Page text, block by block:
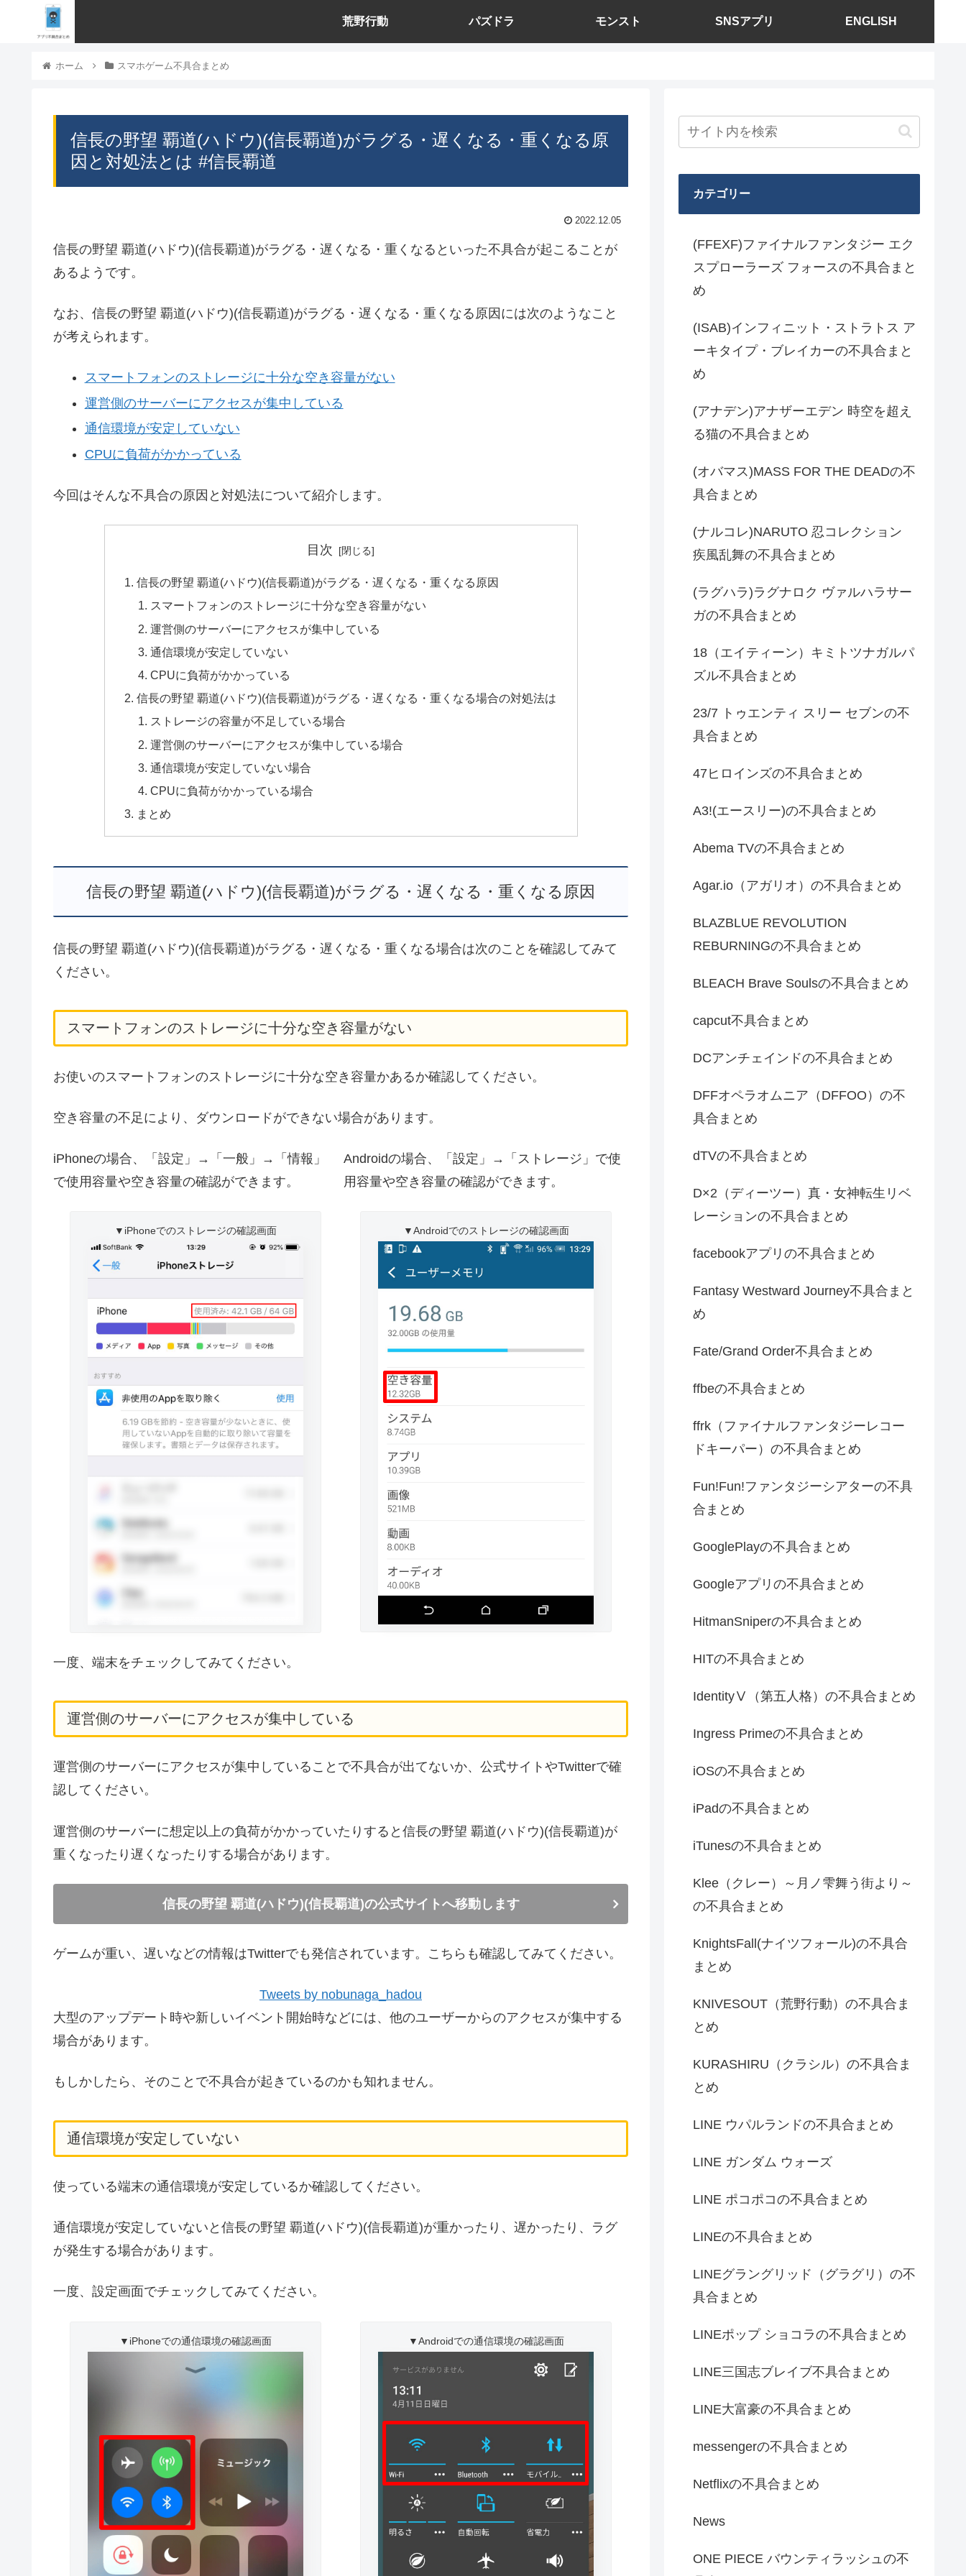
荒野行動 パズドラ モンスト SNSアプリ ENGLISH
ホーム スマホゲーム不具合まとめ
信長の野望 覇道(ハドウ)(信長覇道)がラグる・遅くなる・重くなる原
因と対処法とは #信長覇道
2022.12.05
信長の野望 覇道(ハドウ)(信長覇道)がラグる・遅くなる・重くなるといった不具合が起こることが
あるようです。
なお、信長の野望 覇道(ハドウ)(信長覇道)がラグる・遅くなる・重くなる原因には次のようなこと
が考えられます。
スマートフォンのストレージに十分な空き容量がない
運営側のサーバーにアクセスが集中している
通信環境が安定していない
CPUに負荷がかかっている
今回はそんな不具合の原因と対処法について紹介します。
目次
信長の野望 覇道(ハドウ)(信長覇道)がラグる・遅くなる・重くなる原因
スマートフォンのストレージに十分な空き容量がない
運営側のサーバーにアクセスが集中している
通信環境が安定していない
CPUに負荷がかかっている
信長の野望 覇道(ハドウ)(信長覇道)がラグる・遅くなる・重くなる場合の対処法は
ストレージの容量が不足している場合
運営側のサーバーにアクセスが集中している場合
通信環境が安定していない場合
CPUに負荷がかかっている場合
まとめ
信長の野望 覇道(ハドウ)(信長覇道)がラグる・遅くなる・重くなる原因
信長の野望 覇道(ハドウ)(信長覇道)がラグる・遅くなる・重くなる場合は次のことを確認してみて
ください。
スマートフォンのストレージに十分な空き容量がない
お使いのスマートフォンのストレージに十分な空き容量かあるか確認してください。
空き容量の不足により、ダウンロードができない場合があります。
iPhoneの場合、「設定」→「一般」→「情報」
で使用容量や空き容量の確認ができます。
▼iPhoneでのストレージの確認画面
Androidの場合、「設定」→「ストレージ」で使
用容量や空き容量の確認ができます。
▼Androidでのストレージの確認画面
一度、端末をチェックしてみてください。
運営側のサーバーにアクセスが集中している
運営側のサーバーにアクセスが集中していることで不具合が出てないか、公式サイトやTwitterで確
認してください。
運営側のサーバーに想定以上の負荷がかかっていたりすると信長の野望 覇道(ハドウ)(信長覇道)が
重くなったり遅くなったりする場合があります。
信長の野望 覇道(ハドウ)(信長覇道)の公式サイトへ移動します
ゲームが重い、遅いなどの情報はTwitterでも発信されています。こちらも確認してみてください。
Tweets by nobunaga_hadou
大型のアップデート時や新しいイベント開始時などには、他のユーザーからのアクセスが集中する
場合があります。
もしかしたら、そのことで不具合が起きているのかも知れません。
通信環境が安定していない
使っている端末の通信環境が安定しているか確認してください。
通信環境が安定していないと信長の野望 覇道(ハドウ)(信長覇道)が重かったり、遅かったり、ラグ
が発生する場合があります。
一度、設定画面でチェックしてみてください。
▼iPhoneでの通信環境の確認画面 ▼Androidでの通信環境の確認画面
カテゴリー
(FFEXF)ファイナルファンタジー エク
スプローラーズ フォースの不具合まと
め
(ISAB)インフィニット・ストラトス ア
ーキタイプ・ブレイカーの不具合まと
め
(アナデン)アナザーエデン 時空を超え
る猫の不具合まとめ
(オバマス)MASS FOR THE DEADの不
具合まとめ
(ナルコレ)NARUTO 忍コレクション
疾風乱舞の不具合まとめ
(ラグハラ)ラグナロク ヴァルハラサー
ガの不具合まとめ
18（エイティーン）キミトツナガルパ
ズル不具合まとめ
23/7 トゥエンティ スリー セブンの不
具合まとめ
47ヒロインズの不具合まとめ
A3!(エースリー)の不具合まとめ
Abema TVの不具合まとめ
Agar.io（アガリオ）の不具合まとめ
BLAZBLUE REVOLUTION
REBURNINGの不具合まとめ
BLEACH Brave Soulsの不具合まとめ
capcut不具合まとめ
DCアンチェインドの不具合まとめ
DFFオペラオムニア（DFFOO）の不
具合まとめ
dTVの不具合まとめ
D×2（ディーツー）真・女神転生リベ
レーションの不具合まとめ
facebookアプリの不具合まとめ
Fantasy Westward Journey不具合まと
め
Fate/Grand Order不具合まとめ
ffbeの不具合まとめ
ffrk（ファイナルファンタジーレコー
ドキーパー）の不具合まとめ
Fun!Fun!ファンタジーシアターの不具
合まとめ
GooglePlayの不具合まとめ
Googleアプリの不具合まとめ
HitmanSniperの不具合まとめ
HITの不具合まとめ
IdentityⅤ（第五人格）の不具合まとめ
Ingress Primeの不具合まとめ
iOSの不具合まとめ
iPadの不具合まとめ
iTunesの不具合まとめ
Klee（クレー）～月ノ雫舞う街より～
の不具合まとめ
KnightsFall(ナイツフォール)の不具合
まとめ
KNIVESOUT（荒野行動）の不具合ま
とめ
KURASHIRU（クラシル）の不具合ま
とめ
LINE ウパルランドの不具合まとめ
LINE ガンダム ウォーズ
LINE ポコポコの不具合まとめ
LINEの不具合まとめ
LINEグラングリッド（グラグリ）の不
具合まとめ
LINEポップ ショコラの不具合まとめ
LINE三国志ブレイブ不具合まとめ
LINE大富豪の不具合まとめ
messengerの不具合まとめ
Netflixの不具合まとめ
News
ONE PIECE バウンティラッシュの不